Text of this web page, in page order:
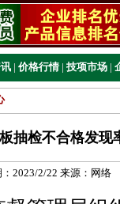
| 价格行情 | 技项市场 |
抽检不合格发现
：2023/2/22 来源： 网络